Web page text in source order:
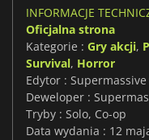
INFORMACJE
Oficjalna strona
Kategorie : Gry akcji,
Survival, Horror
Edytor : Supermassive
Deweloper :
Tryby : Solo, Co-op
Data wydania : 12